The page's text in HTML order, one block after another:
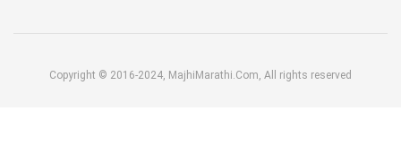
Copyright © 2016-2024, MajhiMarathi.Com, All rights reserved